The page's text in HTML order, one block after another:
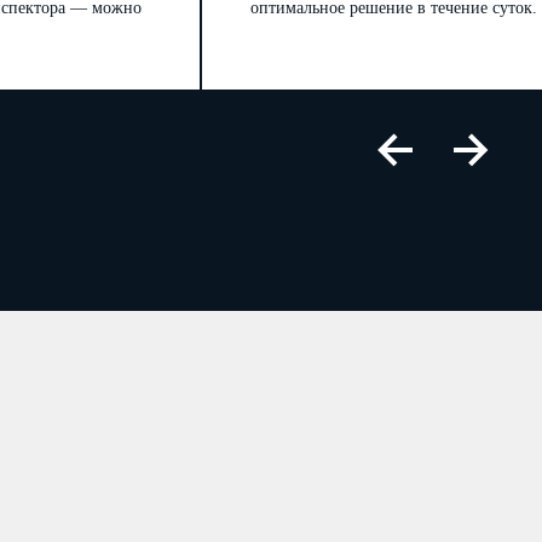
Лист А заявления
реестра
— можно
оптимальное решение в течение суток.